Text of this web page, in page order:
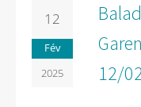
12
Fév
2025
12/